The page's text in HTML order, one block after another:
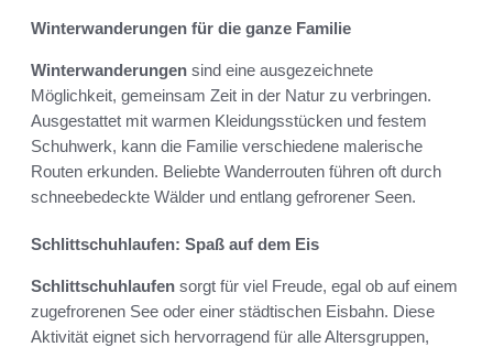
Winterwanderungen für die ganze Familie
Winterwanderungen sind eine ausgezeichnete
Möglichkeit, gemeinsam Zeit in der Natur zu verbringen.
Ausgestattet mit warmen Kleidungsstücken und festem
Schuhwerk, kann die Familie verschiedene malerische
Routen erkunden. Beliebte Wanderrouten führen oft durch
schneebedeckte Wälder und entlang gefrorener Seen.
Schlittschuhlaufen: Spaß auf dem Eis
Schlittschuhlaufen sorgt für viel Freude, egal ob auf einem
zugefrorenen See oder einer städtischen Eisbahn. Diese
Aktivität eignet sich hervorragend für alle Altersgruppen,